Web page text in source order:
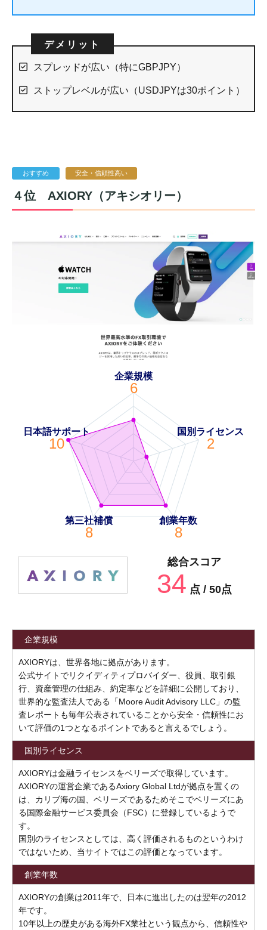
スプレッドが広い（特にGBPJPY）
ストップレベルが広い（USDJPYは30ポイント）
おすすめ 安全・信頼性高い
４位 AXIORY（アキシオリー）
企業規模
6
国別ライセンス
2
創業年数
8
第三社補償
8
日本語サポート
10
総合スコア
34 点 / 50点
企業規模
AXIORYは、世界各地に拠点があります。
公式サイトでリクイディティプロバイダー、役員、取引銀
行、資産管理の仕組み、約定率などを詳細に公開しており、
世界的な監査法人である「Moore Audit Advisory LLC」の監
査レポートも毎年公表されていることから安全・信頼性にお
いて評価の1つとなるポイントであると言えるでしょう。
国別ライセンス
AXIORYは金融ライセンスをベリーズで取得しています。
AXIORYの運営企業であるAxiory Global Ltdが拠点を置くの
は、カリブ海の国、ベリーズであるためそこでベリーズにあ
る国際金融サービス委員会（FSC）に登録しているようで
す。
国別のライセンスとしては、高く評価されるものというわけ
ではないため、当サイトではこの評価となっています。
創業年数
AXIORYの創業は2011年で、日本に進出したのは翌年の2012
年です。
10年以上の歴史がある海外FX業社という観点から、信頼性や